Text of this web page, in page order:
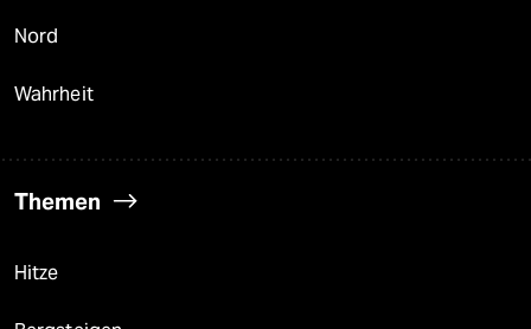
Nord
Wahrheit
Themen
Hitze